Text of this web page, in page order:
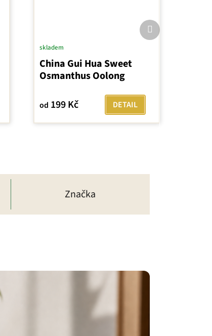
China Gui Hua Sweet
Osmanthus Oolong
skladem
od 199 Kč DETAIL
Další
produkt
Značka